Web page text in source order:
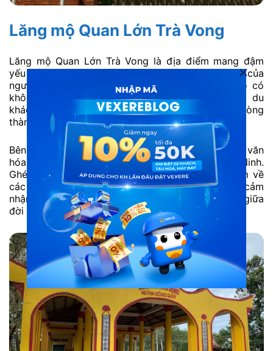
Lăng mộ Quan Lớn Trà Vong
Lăng mộ Quan Lớn Trà Vong là địa điểm mang đậm
yếu tố tâm linh, gắn liền với đời sống tín ngưỡng của
người dân địa phương tại Tân Biên. Khu lăng mộ có
không gian yên tĩnh, thường được người dân và du
khách đến dâng hương, cầu bình an, thể hiện lòng
thành kính đối với nhân vật lịch sử được thờ tự.
Bên cạnh giá trị tâm linh, nơi đây còn phản ánh nét văn
hóa dân gian đặc trưng của vùng biên giới Tây Ninh.
Ghé thăm lăng mộ, du khách có thể tìm hiểu thêm về
các câu chuyện truyền miệng trong dân gian và cảm
nhận không khí trang nghiêm, trầm lắng hiếm thấy giữa
đời sống hiện đại.